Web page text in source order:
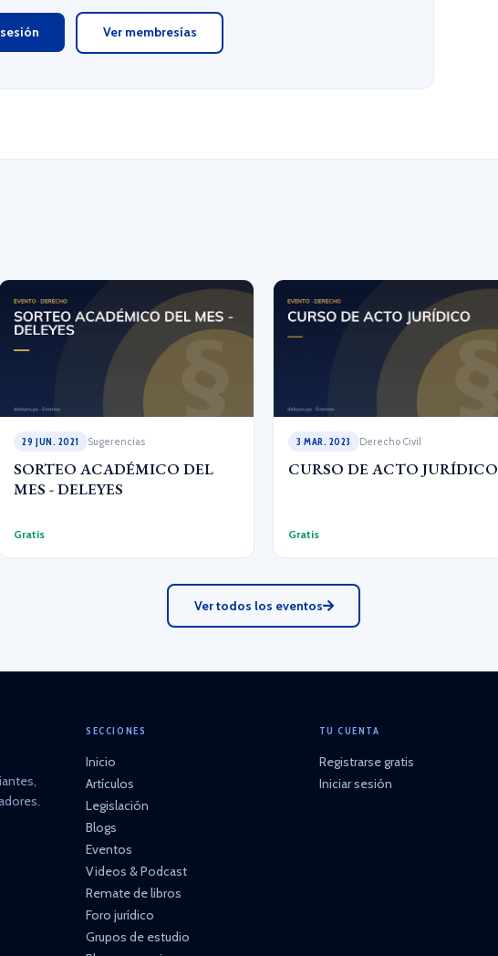
Ver membresías
29 JUN. 2021 Sugerencias
SORTEO ACADÉMICO DEL
MES - DELEYES
Gratis
3 MAR. 2023 Derecho Civil
CURSO DE ACTO JURÍDICO
Gratis
Ver todos los eventos
SECCIONES
Inicio
Artículos
Legislación
Blogs
Eventos
Videos & Podcast
Remate de libros
Foro jurídico
Grupos de estudio
TU CUENTA
Registrarse gratis
Iniciar sesión